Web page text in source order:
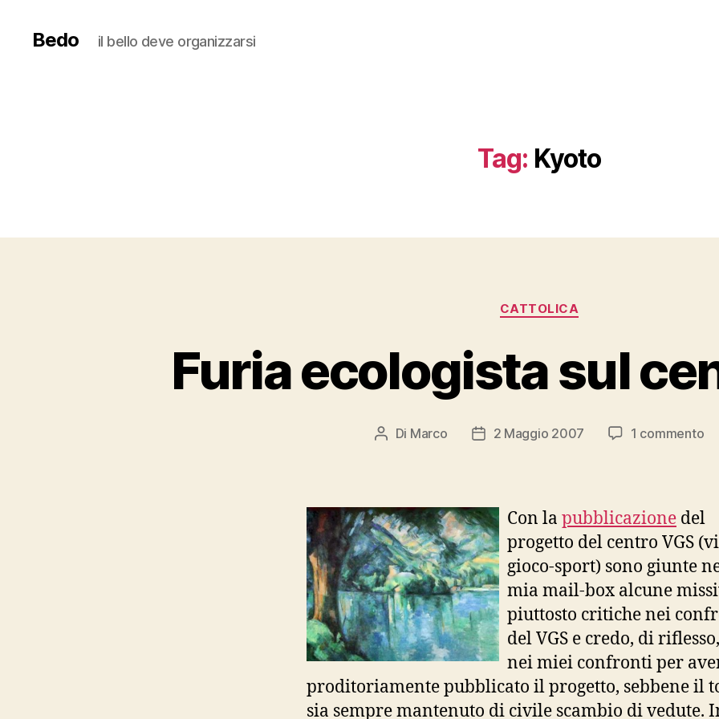
Bedo il bello deve organizzarsi
Tag: Kyoto
Categorie
CATTOLICA
Furia ecologista sul
Autore
Di Marco
Data2 Maggio 2007 1 commentosu
Con la pubblicazione del
progetto del centro VGS
gioco-sport) sono giunte
mia mail-box alcune
piuttosto critiche nei
del VGS e credo, di
nei miei confronti per
proditoriamente pubblicato il progetto, sebbene il
sia sempre mantenuto di civile scambio di vedute.